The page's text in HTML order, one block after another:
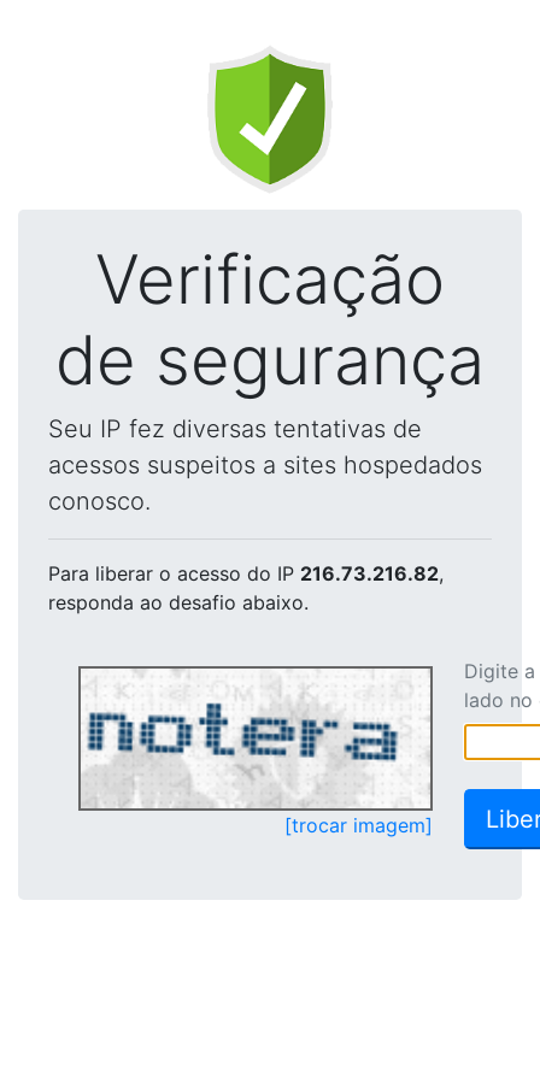
Verificação
de segurança
Seu IP fez diversas tentativas de
acessos suspeitos a sites hospedados
conosco.
Para liberar o acesso do IP 216.73.216.82,
responda ao desafio abaixo.
[trocar imagem]
Digite
lado no